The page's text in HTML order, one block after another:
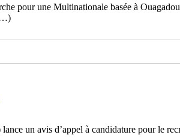
pour une Multinationale basée à
un avis d’appel à candidature pour le